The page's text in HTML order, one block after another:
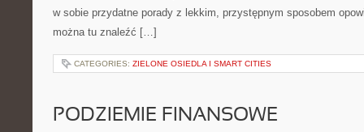
w sobie przydatne porady z lekkim, przystępnym sposobem
można tu znaleźć […]
CATEGORIES: ZIELONE OSIEDLA I SMART CITIES
PODZIEMIE FINANSOWE